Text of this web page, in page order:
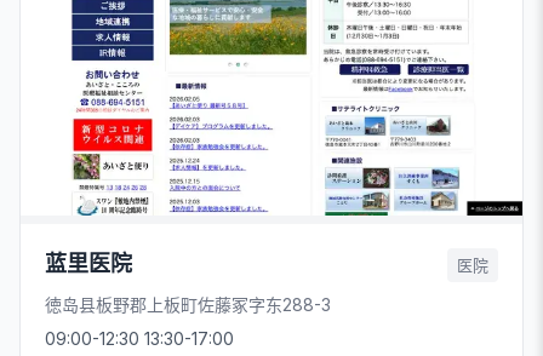
蓝里医院 医院
徳岛县板野郡上板町佐藤冢字东288-3
09:00-12:30 13:30-17:00